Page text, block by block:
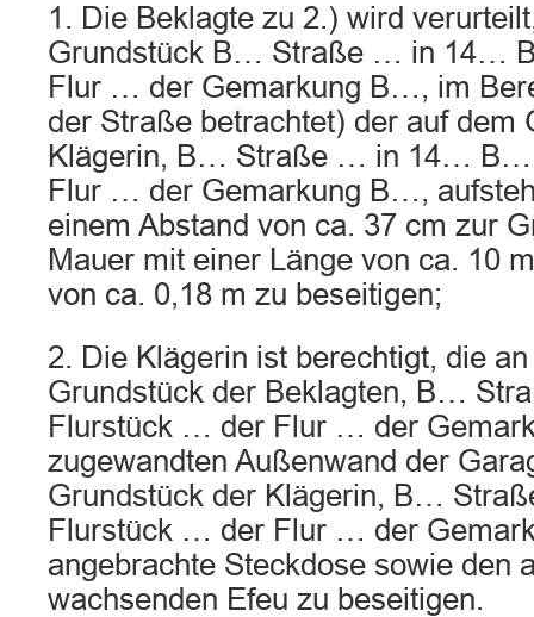
1. Die Beklagte zu 2.) wird
Grundstück B… Straße … in 14…
Flur … der Gemarkung B…, im
der Straße betrachtet) der auf dem
Klägerin, B… Straße … in 14…
Flur … der Gemarkung B…,
einem Abstand von ca. 37 cm zur
Mauer mit einer Länge von ca. 10
von ca. 0,18 m zu beseitigen;
2. Die Klägerin ist berechtigt, die
Grundstück der Beklagten, B…
Flurstück … der Flur … der
zugewandten Außenwand der
Grundstück der Klägerin, B…
Flurstück … der Flur … der
angebrachte Steckdose sowie den
wachsenden Efeu zu beseitigen.